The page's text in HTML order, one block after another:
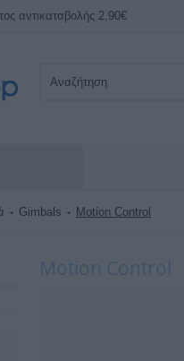
αντικαταβολής 2,90€
Gimbals Motion Control
Motion Control